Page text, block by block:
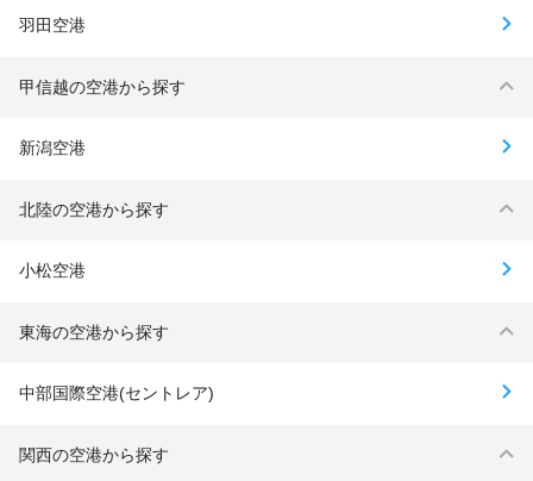
羽田空港
甲信越の空港から探す
新潟空港
北陸の空港から探す
小松空港
東海の空港から探す
中部国際空港(セントレア)
関西の空港から探す